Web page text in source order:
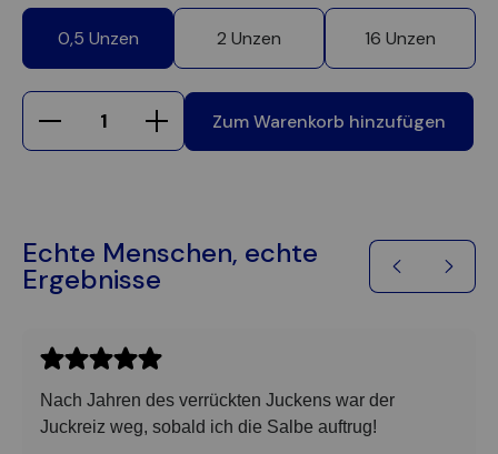
0,5 Unzen 2 Unzen 16 Unzen
Zum Warenkorb hinzufügen
Echte Menschen, echte
Ergebnisse
Nach Jahren des verrückten Juckens war der
Juckreiz weg, sobald ich die Salbe auftrug!